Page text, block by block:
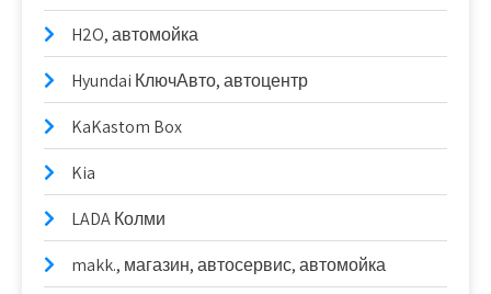
H2O, автомойка
Hyundai КлючАвто, автоцентр
KaKastom Box
Kia
LADA Колми
makk., магазин, автосервис, автомойка